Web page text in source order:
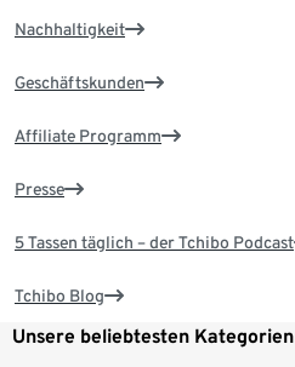
Nachhaltigkeit
Geschäftskunden
Affiliate Programm
Presse
5 Tassen täglich – der Tchibo Podcast
Tchibo Blog
Unsere beliebtesten Kategorien